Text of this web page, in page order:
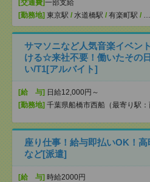
[交通費] 一部支給
[勤務地] 東京駅 / 水道橋駅 / 有楽町駅 / …
サマソニなど人気音楽イベン
ける☆来社不要！働いたその
い/T1[アルバイト]
[給 与] 日給12,000円～
[勤務地] 千葉県船橋市西船（最寄り駅：
座り仕事！給与即払いOK！
など[派遣]
[給 与] 時給2000円